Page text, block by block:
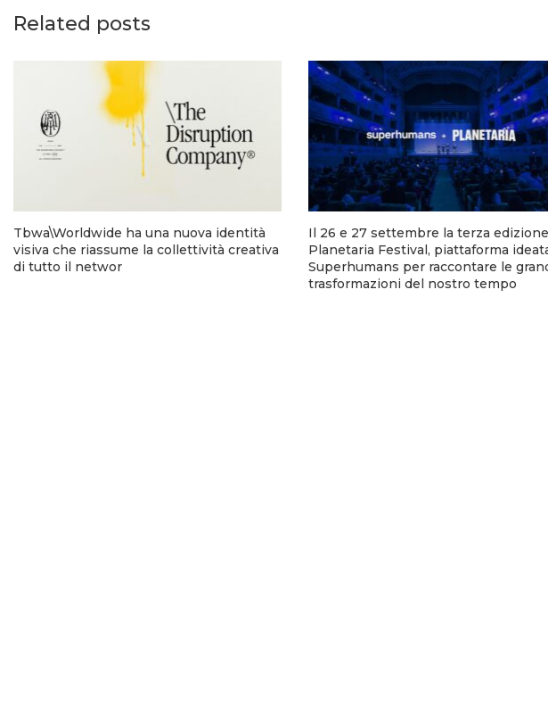
Related posts
Tbwa\Worldwide ha una nuova identità
visiva che riassume la collettività creativa
di tutto il networ
Il 26 e 27 settembre la terza
Planetaria Festival, piattaforma
Superhumans per raccontare le
trasformazioni del nostro tempo